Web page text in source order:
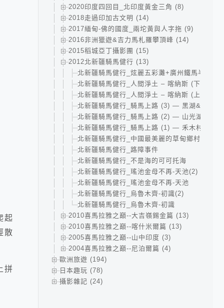
起
散
拼
2020印度四回目_北印度黃金三角 (8)
2018走過印加古文明 (14)
2017緬甸-佛的國度_兩坨黃與人字拖 (9)
2016非洲獵遊&吉力馬札羅攀頂峰 (14)
2015稻城亞丁攝影團 (15)
2012北新疆騎馬健行 (13)
北新疆騎馬健行_炫麗五彩灘+廣州鐵馬半日遊
北新疆騎馬健行_人間淨土 – 喀納斯 (下)
北新疆騎馬健行_人間淨土 – 喀納斯 (上)
北新疆騎馬健行_騎馬上路 (3) — 黑湖&千湖
北新疆騎馬健行_騎馬上路 (2) — 山光湖景小
北新疆騎馬健行_騎馬上路 (1) — 禾木村起駕
北新疆騎馬健行_中國最美麗的草甸鄉村–新疆
北新疆騎馬健行_路障事件
北新疆騎馬健行_不是海的可可托海
北新疆騎馬健行_瑤池金母不再-天池(2)
北新疆騎馬健行_瑤池金母不再-天池
北新疆騎馬健行_烏魯木齊-初識(2)
北新疆騎馬健行_烏魯木齊-初識
2010喜馬拉雅之巔--大吉嶺錫金篇 (13)
2010喜馬拉雅之巔--喀什米爾篇 (13)
2005喜馬拉雅之巔--山中印度 (3)
2004喜馬拉雅之巔--尼泊爾篇 (4)
歐洲旅遊 (194)
日本趣玩 (78)
攝影雜記 (24)